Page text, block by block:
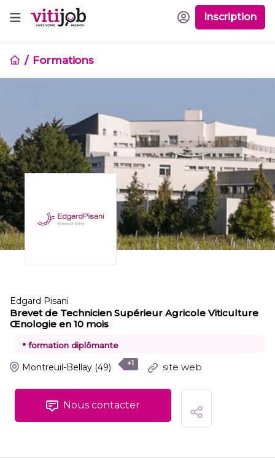
Inscription
Formations
Edgard Pisani
Brevet de Technicien Supérieur Agricole Viticulture
Œnologie en 10 mois
• formation diplômante
Montreuil-Bellay (49) +1 site web
Nous contacter